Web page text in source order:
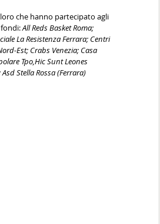
che hanno partecipato agli
All Reds Basket Roma;
La Resistenza Ferrara; Centri
Est; Crabs Venezia; Casa
Tpo,Hic Sunt Leones
Stella Rossa (Ferrara)